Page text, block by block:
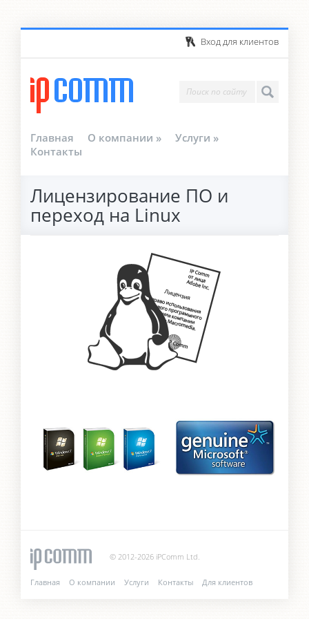
Вход для клиентов
Главная О компании » Услуги »
Контакты
Лицензирование ПО и
переход на Linux
© 2012-2026 iPComm Ltd.
Главная О компании Услуги Контакты Для клиентов